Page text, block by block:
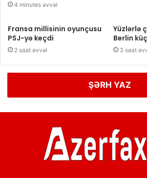
4 minutes əvvəl
Fransa millisinin oyunçusu
PSJ-yə keçdi
2 saat əvvəl
Yüzlərlə
Berlin
3 saat
ŞƏRH YAZ